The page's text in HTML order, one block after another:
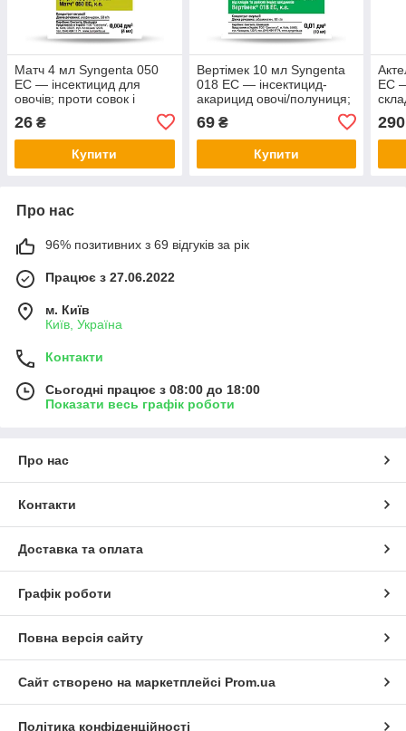
Матч 4 мл Syngenta 050
EC — інсектицид для
овочів; проти совок і
цикл розвитку, чистий лист,
Сертифікат
26 ₴
Купити
Вертімек 10 мл Syngenta
018 EC — інсектицид-
акарицид овочі/полуниця;
галового кліща,
стабільний фон, Оригінал
69₴
Купити
EC
290
Про нас
96% позитивних з 69 відгуків за рік
Працює з 27.06.2022
м. Київ
Київ, Україна
Контакти
Сьогодні працює з 08:00 до 18:00
Показати весь графік роботи
Про нас
Контакти
Доставка та оплата
Графік роботи
Повна версія сайту
Сайт створено на маркетплейсі Prom.ua
Політика конфіденційності